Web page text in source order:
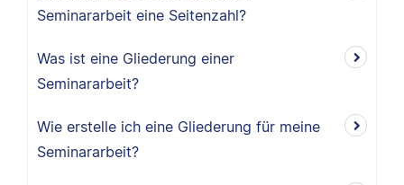
Seminararbeit eine Seitenzahl?
Was ist eine Gliederung einer
Seminararbeit?
Wie erstelle ich eine Gliederung für meine
Seminararbeit?